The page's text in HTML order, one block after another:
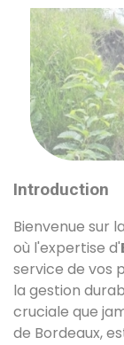
Introduction
Bienvenue sur
où l'expertise d'
service de vos
la gestion
cruciale que
de Bordeaux,